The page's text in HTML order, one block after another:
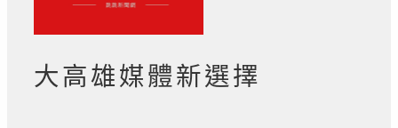
大高雄媒體新選擇